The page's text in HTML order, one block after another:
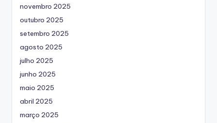
novembro 2025
outubro 2025
setembro 2025
agosto 2025
julho 2025
junho 2025
maio 2025
abril 2025
março 2025